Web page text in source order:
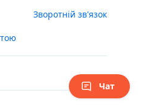
Зворотній зв'язок
Чат